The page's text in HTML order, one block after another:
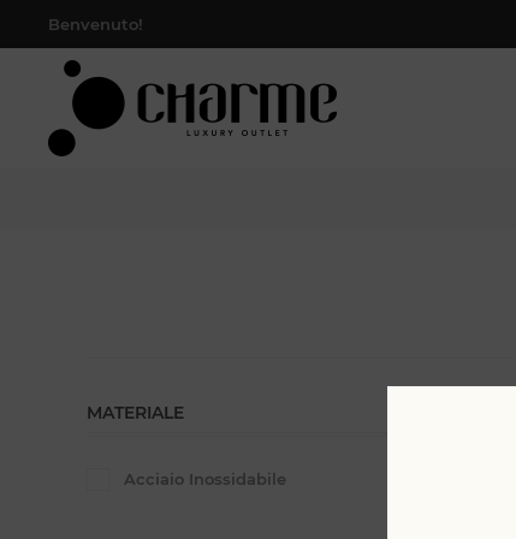
Benvenuto!
MATERIALE
Acciaio Inossidabile